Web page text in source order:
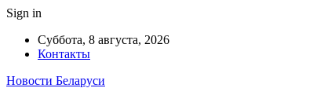
Sign in
Суббота, 8 августа, 2026
Контакты
Новости Беларуси